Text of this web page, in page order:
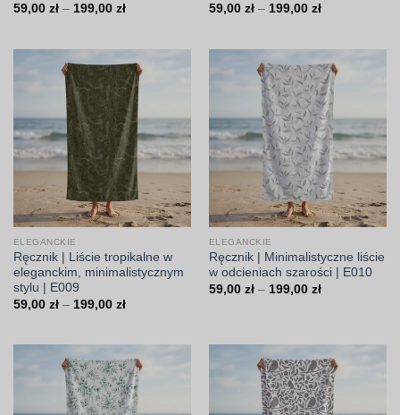
59,00 zł – 199,00 złZakres
199,00 zł
59,00 zł – 199,00 złZakres
199,00 zł
ELEGANCKIE
Ręcznik | Liście tropikalne w
eleganckim, minimalistycznym
stylu | E009
59,00 zł – 199,00 złZakres
199,00 zł
ELEGANCKIE
Ręcznik | Minimalistyczne liście
w odcieniach szarości | E010
59,00 zł – 199,00 złZakres
199,00 zł